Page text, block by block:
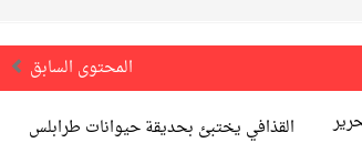
المحتوى السابق
القذافي يختبئ بحديقة حيوانات طرابلس